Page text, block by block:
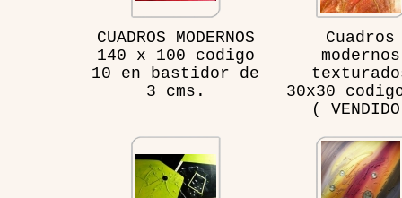
CUADROS MODERNOS
140 x 100 codigo
10 en bastidor de
3 cms.
Cuadros
modernos
30x30
(